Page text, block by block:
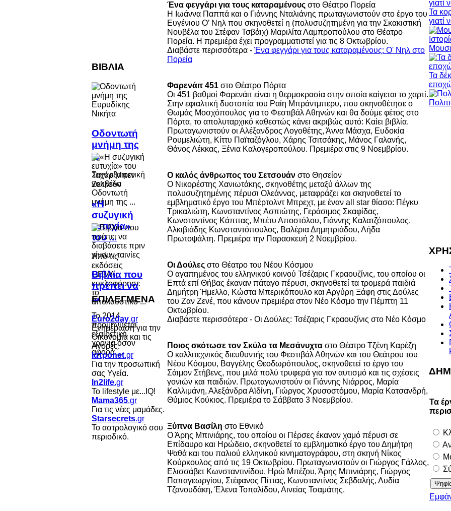
ΒΙΒΛΙΑ
Οδοντωτή
μνήμη της
...
Στην εξαιρετική
νουβέλα
Οδοντωτή
μνήμη της ...
«Η
συζυγική
ευτυχία»
του ...
Από τις
εκδόσεις
GEMA,
κυκλοφόρησε
το
απολαυστικό ...
Βιβλία που
πρέπει να
...
Το 2014
προμηνύεται
εξαιρετική
χρονιά όσον
αφορά ...
ΕΠΙΛΕΓΜΕΝΑ
Euro2day.gr
Ενημέρωση για την
Οικονομία και τις
Αγορές.
Ιατροnet.gr
Για την προσωπική
σας Υγεία.
In2life.gr
Το lifestyle με...IQ!
Mama365.gr
Για τις νέες μαμάδες.
Starsecrets.gr
Το αστρολογικό σου
περιοδικό.
Ένα φεγγάρι για τους καταραμένους στο Θέατρο Πορεία
Η Ιωάννα Παππά και ο Γιάννης Νταλιάνης πρωταγωνιστούν στο έργο του
Ευγένιου Ο’ Νηλ που σκηνοθετεί η (πολυσυζητημένη για την Σκακιστική
Νουβέλα του Στέφαν Τσβάιχ) Μαριλίτα Λαμπροπούλου στο Θέατρο
Πορεία. Η πρεμιέρα έχει προγραμματιστεί για τις 8 Οκτωβρίου.
Διαβάστε περισσότερα - Ένα φεγγάρι για τους καταραμένους: Ο' Νηλ στο
Πορεία
Φαρενάιτ 451 στο Θέατρο Πόρτα
Οι 451 βαθμοί Φαρενάιτ είναι η θερμοκρασία στην οποία καίγεται το χαρτί.
Στην εφιαλτική δυστοπία του Ραίη Μπράντμπερυ, που σκηνοθέτησε ο
Θωμάς Μοσχόπουλος για το Φεστιβάλ Αθηνών και θα δούμε φέτος στο
Πόρτα, το απολυταρχικό καθεστώς κάνει ακριβώς αυτό: Καίει βιβλία.
Πρωταγωνιστούν οι Αλέξανδρος Λογοθέτης, Άννα Μάσχα, Ευδοκία
Ρουμελιώτη, Κίττυ Παϊταζόγλου, Χάρης Τσιτσάκης, Μάνος Γαλανής,
Θάνος Λέκκας, Ξένια Καλογεροπούλου. Πρεμιέρα στις 9 Νοεμβρίου.
Ο καλός άνθρωπος του Σετσουάν στο Θησείον
Ο Νικορέστης Χανιωτάκης, σκηνοθέτης μεταξύ άλλων της
πολυσυζητημένης πέρυσι Ολεάννας, μεταφράζει και σκηνοθετεί το
εμβληματικό έργο του Μπέρτολντ Μπρεχτ, με έναν all star θίασο: Πέγκυ
Τρικαλιώτη, Κωνσταντίνος Ασπιώτης, Γεράσιμος Σκαφίδας,
Κωνσταντίνος Κάππας, Μπέτυ Αποστόλου, Γιάννης Καλατζόπουλος,
Αλκιβιάδης Κωνσταντόπουλος, Βαλέρια Δημητριάδου, Λήδα
Πρωτοψάλτη. Πρεμιέρα την Παρασκευή 2 Νοεμβρίου.
Οι Δούλες στο Θέατρο του Νέου Κόσμου
Ο αγαπημένος του ελληνικού κοινού Τσέζαρις Γκραουζίνις, του οποίου οι
Επτά επί Θήβας έκαναν πάταγο πέρυσι, σκηνοθετεί τα τρομερά παιδιά
Δημήτρη Ήμελλο, Κώστα Μπερικόπουλο και Αργύρη Ξάφη στις Δούλες
του Ζαν Ζενέ, που κάνουν πρεμιέρα στον Νέο Κόσμο την Πέμπτη 11
Οκτωβρίου.
Διαβάστε περισσότερα - Οι Δούλες: Τσέζαρις Γκραουζίνις στο Νέο Κόσμο
Ποιος σκότωσε τον Σκύλο τα Μεσάνυχτα στο Θέατρο Τζένη Καρέζη
Ο καλλιτεχνικός διευθυντής του Φεστιβάλ Αθηνών και του Θεάτρου του
Νέου Κόσμου, Βαγγέλης Θεοδωρόπουλος, σκηνοθετεί το έργο του
Σάιμον Στήβενς, που μιλά πολύ τρυφερά για τον αυτισμό και τις σχέσεις
γονιών και παιδιών. Πρωταγωνιστούν οι Γιάννης Νιάρρος, Μαρία
Καλλιμάνη, Αλεξάνδρα Αϊδίνη, Γιώργος Χρυσοστόμου, Μαρία Κατσανδρή,
Θύμιος Κούκιος. Πρεμιέρα το Σάββατο 3 Νοεμβρίου.
Ξύπνα Βασίλη στο Εθνικό
Ο Άρης Μπινιάρης, του οποίου οι Πέρσες έκαναν χαμό πέρυσι σε
Επίδαυρο και Ηρώδειο, σκηνοθετεί το εμβληματικό έργο του Δημήτρη
Ψαθά και του παλιού ελληνικού κινηματογράφου, στη σκηνή Νίκος
Κούρκουλος από τις 19 Οκτωβρίου. Πρωταγωνιστούν οι Γιώργος Γάλλος,
Ελισσάβετ Κωνσταντινίδου, Ηρώ Μπέζου, Άρης Μπινιάρης, Γιώργος
Παπαγεωργίου, Στέφανος Πίττας, Κωνσταντίνος Σεβδαλής, Λυδία
Τζανουδάκη, Έλενα Τοπαλίδου, Αινείας Τσαμάτης.
Τα
γιατί
Τα
Τα